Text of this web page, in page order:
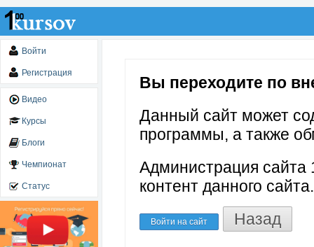
Войти
Регистрация
Видео
Курсы
Блоги
Чемпионат
Статус
Вы переходите по
Данный сайт может
программы, а также
Администрация сайта
контент данного сайта.
Войти на сайт Назад